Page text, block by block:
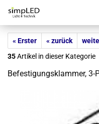
« Erster « zurück
35Artikel in dieser Kategorie
Be­fes­ti­gungs­klam­mer, 3-​